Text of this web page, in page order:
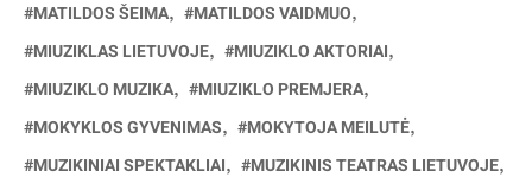
MATILDOS ŠEIMA
MATILDOS VAIDMUO
MIUZIKLAS LIETUVOJE
MIUZIKLO AKTORIAI
MIUZIKLO MUZIKA
MIUZIKLO PREMJERA
MOKYKLOS GYVENIMAS
MOKYTOJA MEILUTĖ
MUZIKINIAI SPEKTAKLIAI
MUZIKINIS TEATRAS LIETUVOJE